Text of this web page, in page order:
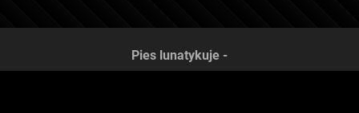
Pies lunatykuje -